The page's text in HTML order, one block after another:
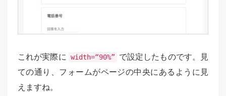
これが実際に width=“90%”
で設定したものです。見
ての通り、フォームがページの中央にあるように見
えますね。